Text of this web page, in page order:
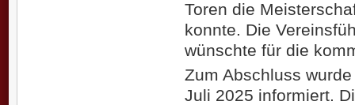
Toren die
konnte. Die
wünschte für die
Zum Abschluss
Juli 2025 informiert.